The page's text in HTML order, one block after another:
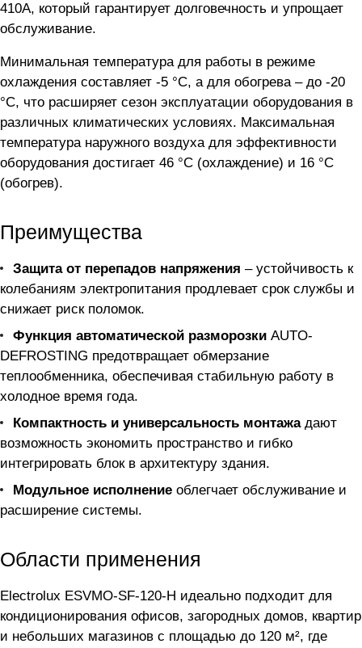
410A, который гарантирует долговечность и упрощает
обслуживание.
Минимальная температура для работы в режиме
охлаждения составляет -5 °C, а для обогрева – до -20
°C, что расширяет сезон эксплуатации оборудования в
различных климатических условиях. Максимальная
температура наружного воздуха для эффективности
оборудования достигает 46 °C (охлаждение) и 16 °C
(обогрев).
Преимущества
Защита от перепадов напряжения – устойчивость к
колебаниям электропитания продлевает срок службы и
снижает риск поломок.
Функция автоматической разморозки AUTO-
DEFROSTING предотвращает обмерзание
теплообменника, обеспечивая стабильную работу в
холодное время года.
Компактность и универсальность монтажадают
возможность экономить пространство и гибко
интегрировать блок в архитектуру здания.
Модульное исполнение облегчает обслуживание и
расширение системы.
Области применения
Electrolux ESVMO-SF-120-H идеально подходит для
кондиционирования офисов, загородных домов, квартир
и небольших магазинов с площадью до 120 м², где